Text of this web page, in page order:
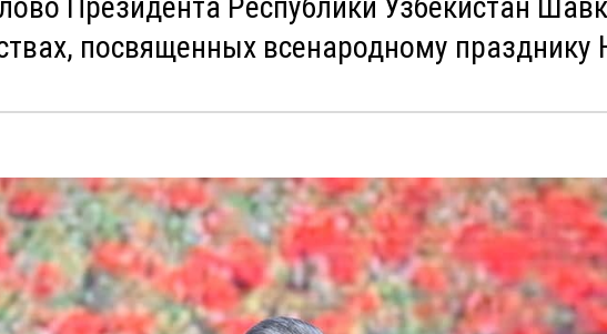
посвященных всенародному празднику